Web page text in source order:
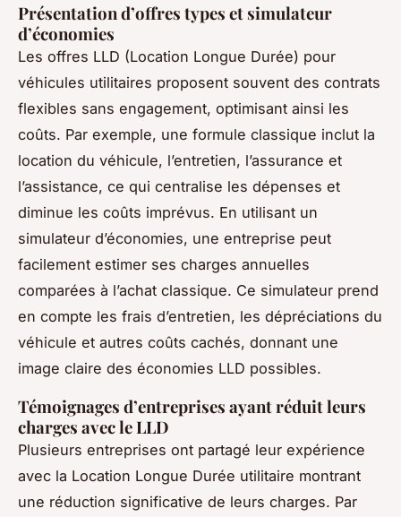
Présentation d’offres types et simulateur
d’économies
Les offres LLD (Location Longue Durée) pour
véhicules utilitaires proposent souvent des contrats
flexibles sans engagement, optimisant ainsi les
coûts. Par exemple, une formule classique inclut la
location du véhicule, l’entretien, l’assurance et
l’assistance, ce qui centralise les dépenses et
diminue les coûts imprévus. En utilisant un
simulateur d’économies, une entreprise peut
facilement estimer ses charges annuelles
comparées à l’achat classique. Ce simulateur prend
en compte les frais d’entretien, les dépréciations du
véhicule et autres coûts cachés, donnant une
image claire des économies LLD possibles.
Témoignages d’entreprises ayant réduit leurs
charges avec le LLD
Plusieurs entreprises ont partagé leur expérience
avec la Location Longue Durée utilitaire montrant
une réduction significative de leurs charges. Par